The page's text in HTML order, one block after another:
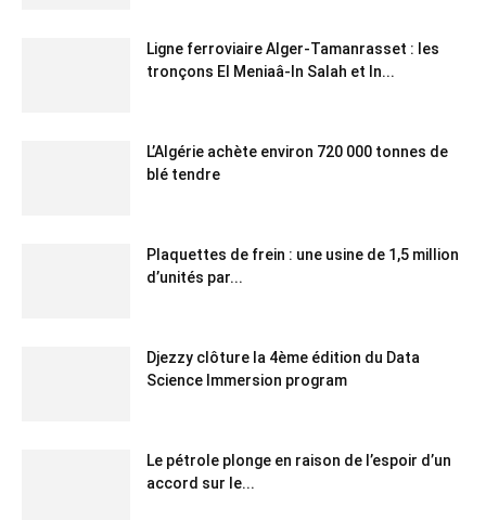
Ligne ferroviaire Alger-Tamanrasset : les
tronçons El Meniaâ-In Salah et In...
L’Algérie achète environ 720 000 tonnes de
blé tendre
Plaquettes de frein : une usine de 1,5 million
d’unités par...
Djezzy clôture la 4ème édition du Data
Science Immersion program
Le pétrole plonge en raison de l’espoir d’un
accord sur le...